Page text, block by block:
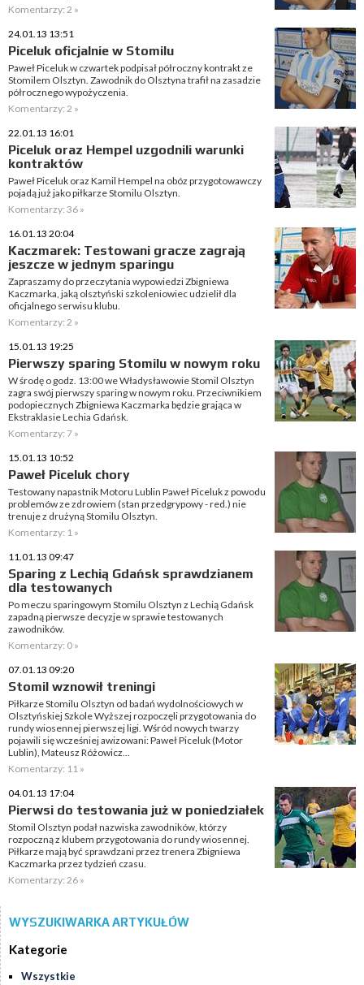
Komentarzy: 2 »
24.01.13 13:51
Piceluk oficjalnie w Stomilu
Paweł Piceluk w czwartek podpisał półroczny kontrakt ze
Stomilem Olsztyn. Zawodnik do Olsztyna trafił na zasadzie
półrocznego wypożyczenia.
Komentarzy: 2 »
22.01.13 16:01
Piceluk oraz Hempel uzgodnili warunki
kontraktów
Paweł Piceluk oraz Kamil Hempel na obóz przygotowawczy
pojadą już jako piłkarze Stomilu Olsztyn.
Komentarzy: 36 »
16.01.13 20:04
Kaczmarek: Testowani gracze zagrają
jeszcze w jednym sparingu
Zapraszamy do przeczytania wypowiedzi Zbigniewa
Kaczmarka, jaką olsztyński szkoleniowiec udzielił dla
oficjalnego serwisu klubu.
Komentarzy: 2 »
15.01.13 19:25
Pierwszy sparing Stomilu w nowym roku
W środę o godz. 13:00 we Władysławowie Stomil Olsztyn
zagra swój pierwszy sparing w nowym roku. Przeciwnikiem
podopiecznych Zbigniewa Kaczmarka będzie grająca w
Ekstraklasie Lechia Gdańsk.
Komentarzy: 7 »
15.01.13 10:52
Paweł Piceluk chory
Testowany napastnik Motoru Lublin Paweł Piceluk z powodu
problemów ze zdrowiem (stan przedgrypowy - red.) nie
trenuje z drużyną Stomilu Olsztyn.
Komentarzy: 1 »
11.01.13 09:47
Sparing z Lechią Gdańsk sprawdzianem
dla testowanych
Po meczu sparingowym Stomilu Olsztyn z Lechią Gdańsk
zapadną pierwsze decyzje w sprawie testowanych
zawodników.
Komentarzy: 0 »
07.01.13 09:20
Stomil wznowił treningi
Piłkarze Stomilu Olsztyn od badań wydolnościowych w
Olsztyńskiej Szkole Wyższej rozpoczęli przygotowania do
rundy wiosennej pierwszej ligi. Wśród nowych twarzy
pojawili się wcześniej awizowani: Paweł Piceluk (Motor
Lublin), Mateusz Różowicz...
Komentarzy: 11 »
04.01.13 17:04
Pierwsi do testowania już w poniedziałek
Stomil Olsztyn podał nazwiska zawodników, którzy
rozpoczną z klubem przygotowania do rundy wiosennej.
Piłkarze mają być sprawdzani przez trenera Zbigniewa
Kaczmarka przez tydzień czasu.
Komentarzy: 26 »
WYSZUKIWARKA ARTYKUŁÓW
Kategorie
Wszystkie